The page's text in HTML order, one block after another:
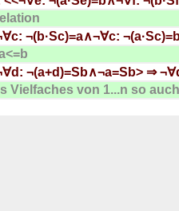
¬(b·Sc)=a∧¬∀c:
¬(a+d)=Sb∧¬a=Sb> ⇒
Vielfaches von 1...n so